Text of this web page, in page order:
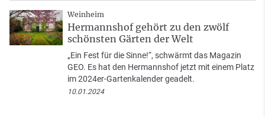
Weinheim
Hermannshof gehört zu den zwölf
schönsten Gärten der Welt
„Ein Fest für die Sinne!“, schwärmt das Magazin
GEO. Es hat den Hermannshof jetzt mit einem Platz
im 2024er-Gartenkalender geadelt.
10.01.2024